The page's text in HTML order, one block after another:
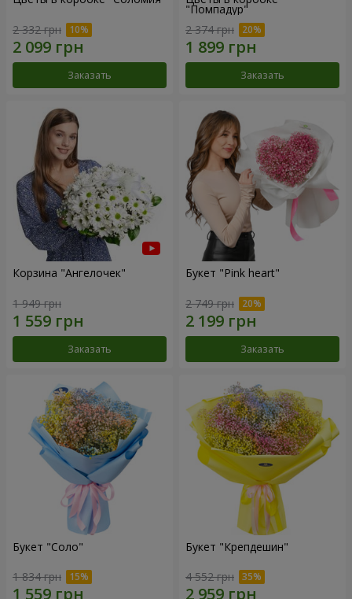
2 332 грн
Заказать
"Помпадур"
2 374 грн
Заказать
Корзина "Ангелочек"
1 949 грн
Заказать
Букет "Pink heart"
2 749 грн
Заказать
Букет "Соло"
1 834 грн
Букет "Крепдешин"
4 552 грн